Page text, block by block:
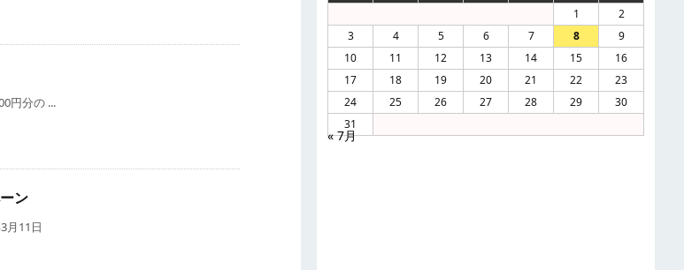
円分の ...
ン
月11日
1
2
3
4 5 6 7 8
9
10
11 12 13 14 15
16
17
18 19 20 21 22
23
24
25 26 27 28 29
30
31
« 7月